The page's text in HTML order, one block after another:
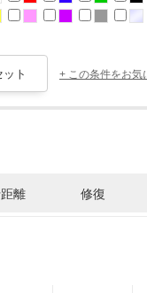
+ この条件をお気
離 修復